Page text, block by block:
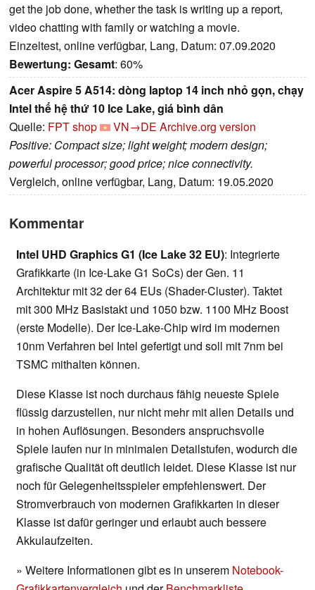
get the job done, whether the task is writing up a report,
video chatting with family or watching a movie.
Einzeltest, online verfügbar, Lang, Datum: 07.09.2020
Bewertung: Gesamt: 60%
Acer Aspire 5 A514: dòng laptop 14 inch nhỏ gọn, chạy
Intel thế hệ thứ 10 Ice Lake, giá bình dân
Quelle: FPT shop VN→DE Archive.org version
Positive: Compact size; light weight; modern design;
powerful processor; good price; nice connectivity.
Vergleich, online verfügbar, Lang, Datum: 19.05.2020
Kommentar
Intel UHD Graphics G1 (Ice Lake 32 EU): Integrierte
Grafikkarte (in Ice-Lake G1 SoCs) der Gen. 11
Architektur mit 32 der 64 EUs (Shader-Cluster). Taktet
mit 300 MHz Basistakt und 1050 bzw. 1100 MHz Boost
(erste Modelle). Der Ice-Lake-Chip wird im modernen
10nm Verfahren bei Intel gefertigt und soll mit 7nm bei
TSMC mithalten können.
Diese Klasse ist noch durchaus fähig neueste Spiele
flüssig darzustellen, nur nicht mehr mit allen Details und
in hohen Auflösungen. Besonders anspruchsvolle
Spiele laufen nur in minimalen Detailstufen, wodurch die
grafische Qualität oft deutlich leidet. Diese Klasse ist nur
noch für Gelegenheitsspieler empfehlenswert. Der
Stromverbrauch von modernen Grafikkarten in dieser
Klasse ist dafür geringer und erlaubt auch bessere
Akkulaufzeiten.
» Weitere Informationen gibt es in unserem Notebook-